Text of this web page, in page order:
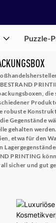
Puzzle-
BESTRAND
robuste
Gegenstände
gehalten
etwa für den
PRINTING
sicher und gut